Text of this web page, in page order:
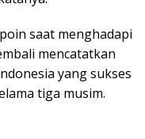
saat menghadapi
mencatatkan
yang sukses
tiga musim.